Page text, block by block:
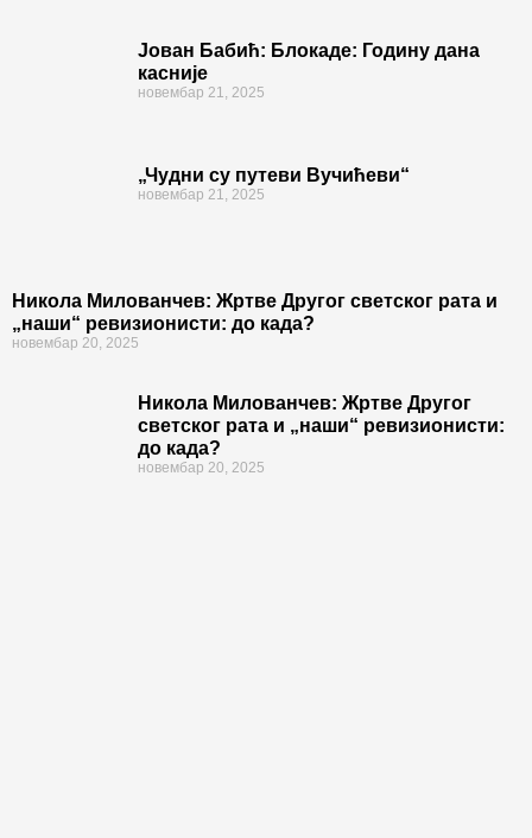
Јован Бабић: Блокаде: Годину дана
касније
новембар 21, 2025
„Чудни су путеви Вучићеви“
новембар 21, 2025
Никола Милованчев: Жртве Другог светског рата и
„наши“ ревизионисти: до када?
новембар 20, 2025
Никола Милованчев: Жртве Другог
светског рата и „наши“ ревизионисти:
до када?
новембар 20, 2025